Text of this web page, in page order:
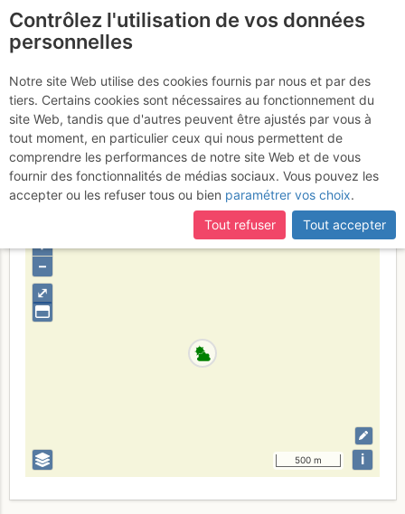
Évenos (Gorges du
Destel) : La Tournée des
Grands Ducs
Jeudi 15 juin 2017
Provence
⤢
+
–
500 m i
Contrôlez l'utilisation de vos données
personnelles
Notre site Web utilise des cookies fournis par nous et par des
tiers. Certains cookies sont nécessaires au fonctionnement du
site Web, tandis que d'autres peuvent être ajustés par vous à
tout moment, en particulier ceux qui nous permettent de
comprendre les performances de notre site Web et de vous
fournir des fonctionnalités de médias sociaux. Vous pouvez les
accepter ou les refuser tous ou bien paramétrer vos choix.
Tout refuser
Tout accepter